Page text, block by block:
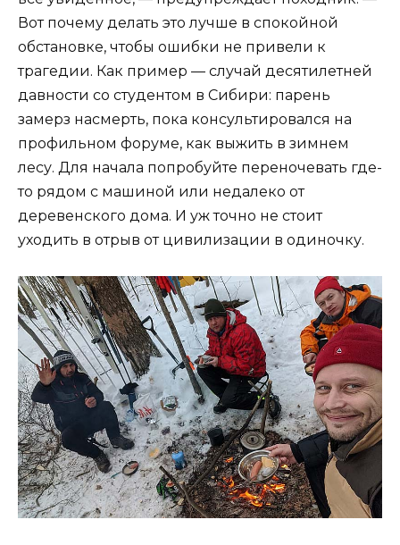
Вот почему делать это лучше в спокойной
обстановке, чтобы ошибки не привели к
трагедии. Как пример — случай десятилетней
давности со студентом в Сибири: парень
замерз насмерть, пока консультировался на
профильном форуме, как выжить в зимнем
лесу. Для начала попробуйте переночевать где-
то рядом с машиной или недалеко от
деревенского дома. И уж точно не стоит
уходить в отрыв от цивилизации в одиночку.